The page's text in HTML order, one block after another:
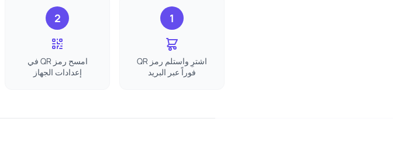
1
اشترِ واستلم رمز QR
فوراً عبر البريد
2
امسح رمز QR في
إعدادات الجهاز